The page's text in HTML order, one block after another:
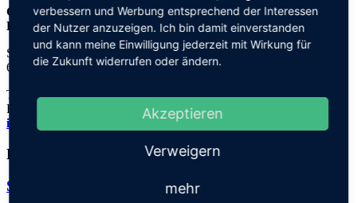
Grundschule an der
Elisabeth-von-Thadden-Schule
Steinhofweg 95
69123 Heidelberg
Tel.: 06221 73922-0
Fax: 06221 73922-11
info@thadden-grundschule.de
Kalender
Schuljahresabschlussgottesdienst
verbessern und Werbung entsprechend der Interessen
der Nutzer anzuzeigen. Ich bin damit einverstanden
und kann meine Einwilligung jederzeit mit Wirkung für
die Zukunft widerrufen oder ändern.
Akzeptieren
Verweigern
mehr